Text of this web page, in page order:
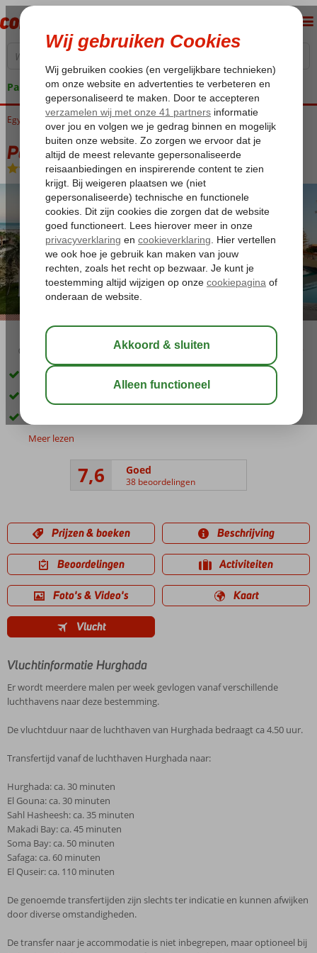
Pakketgarantie
Home
Egypte Rode Zee Hurghada Hurghada-Stad Palm Beach Resort
Palm Beach Resort
All Inclusive- Hotel
04:50 aug 34°C
Direct aan een privé strand
Zwembad met glijbanen
Meer lezen
7,6 Goed
38 beoordelingen
Prijzen & boeken Beschrijving
Beoordelingen Activiteiten
Foto's & Video's Kaart
Vlucht
Vluchtinformatie Hurghada
Er wordt meerdere malen per week gevlogen vanaf verschillende
luchthavens naar deze bestemming.
De vluchtduur naar de luchthaven van Hurghada bedraagt ca 4.50 uur.
Transfertijd vanaf de luchthaven Hurghada naar:
Hurghada: ca. 30 minuten
El Gouna: ca. 30 minuten
Sahl Hasheesh: ca. 35 minuten
Makadi Bay: ca. 45 minuten
Soma Bay: ca. 50 minuten
Safaga: ca. 60 minuten
El Quseir: ca. 110 minuten
De genoemde transfertijden zijn slechts ter indicatie en kunnen afwijken
door diverse omstandigheden.
De transfer naar je accommodatie is niet inbegrepen, maar optioneel bij